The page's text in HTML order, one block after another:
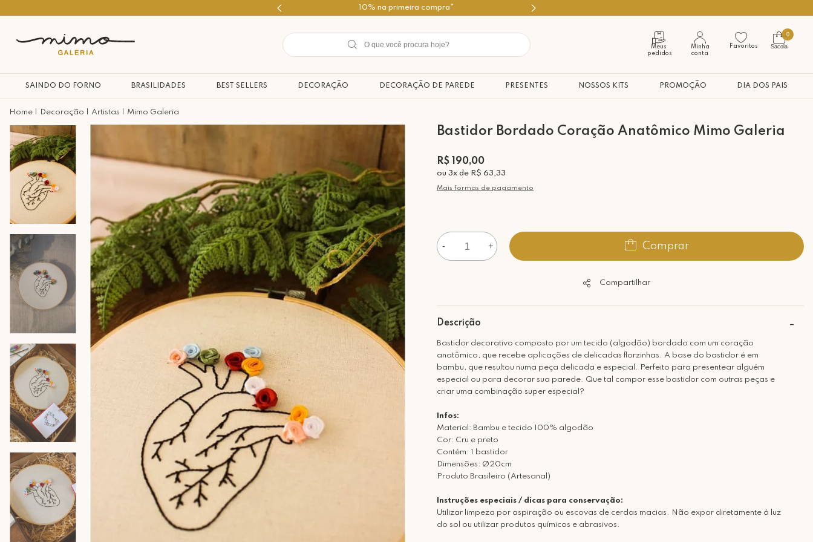
Use o cupom PRIMEIROMIMO
Meus
pedidos
Minha
conta
Favoritos
0
Sacola
SAINDO DO FORNO BRASILIDADES BEST SELLERS DECORAÇÃO DECORAÇÃO DE PAREDE PRESENTES NOSSOS KITS PROMOÇÃO DIA DOS PAIS
Decoração Artistas Mimo Galeria
Bastidor Bordado Coração Anatômico Mimo Galeria
R$ 190,00
ou 3x de R$ 63,33
Mais formas de pagamento
- + Comprar
Compartilhar
Descrição
Bastidor decorativo composto por um tecido (algodão) bordado com um coração
anatômico, que recebe aplicações de delicadas florzinhas. A base do bastidor é em
bambu, que resultou numa peça delicada e especial. Perfeito para presentear alguém
especial ou para decorar sua parede. Que tal compor esse bastidor com outras peças e
criar uma combinação super especial?
Infos:
Material: Bambu e tecido 100% algodão
Cor: Cru e preto
Contém: 1 bastidor
Dimensões: Ø20cm
Produto Brasileiro (Artesanal)
Instruções especiais / dicas para conservação:
Utilizar limpeza por aspiração ou escovas de cerdas macias. Não expor diretamente à luz
do sol ou utilizar produtos químicos e abrasivos.